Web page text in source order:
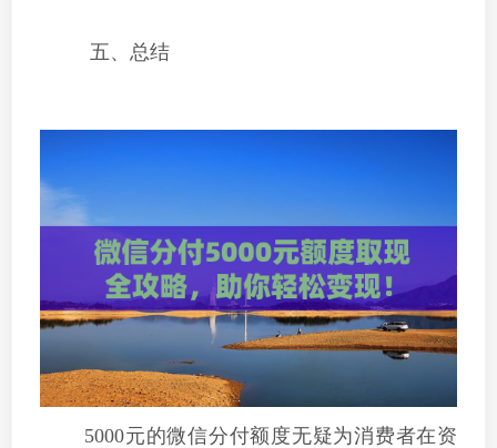
五、总结
5000元的微信分付额度无疑为消费者在资